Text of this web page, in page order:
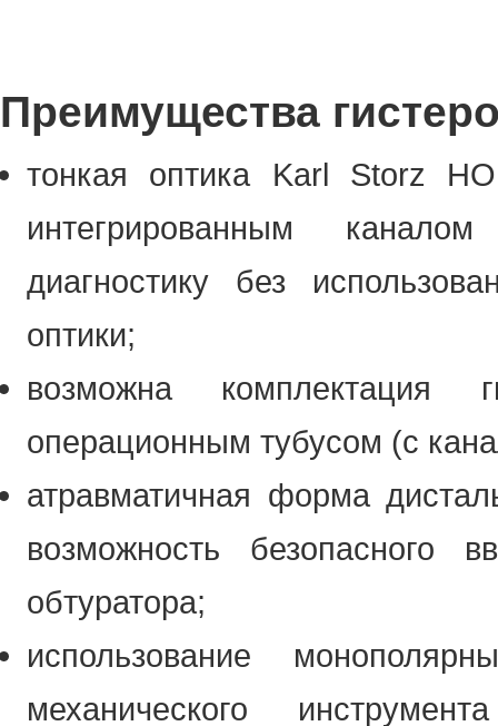
Преимущества
тонкая оптика Karl Storz
интегрированным
диагностику без
оптики;
возможна комплектация
операционным тубусом (с
атравматичная форма
возможность
обтуратора;
использование
механического